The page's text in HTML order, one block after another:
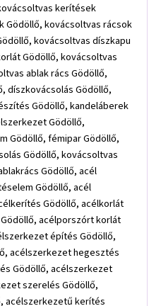
kerítések
Gödöllő, kovácsoltvas rácsok
kovácsoltvas díszkapu
Gödöllő, kovácsoltvas
ablak rács Gödöllő,
díszkovácsolás Gödöllő,
Gödöllő, kandeláberek
Gödöllő,
Gödöllő, fémipar Gödöllő,
Gödöllő, kovácsoltvas
Gödöllő, acél
Gödöllő, acél
Gödöllő, acélkorlát
acélporszórt korlát
építés Gödöllő,
acélszerkezet hegesztés
Gödöllő, acélszerkezet
szerelés Gödöllő,
acélszerkezetű kerítés